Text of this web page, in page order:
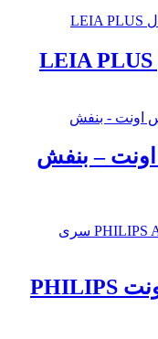
ست آغازین ۶ تکه فیلیپس اونت PHILIPS